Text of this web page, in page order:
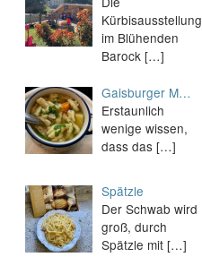
Kürbisausstellung
im Blühenden
Barock[…]
Gaisburger M…
Erstaunlich
wenige wissen,
dass das[…]
Spätzle
Der Schwab wird
groß, durch
Spätzle mit[…]